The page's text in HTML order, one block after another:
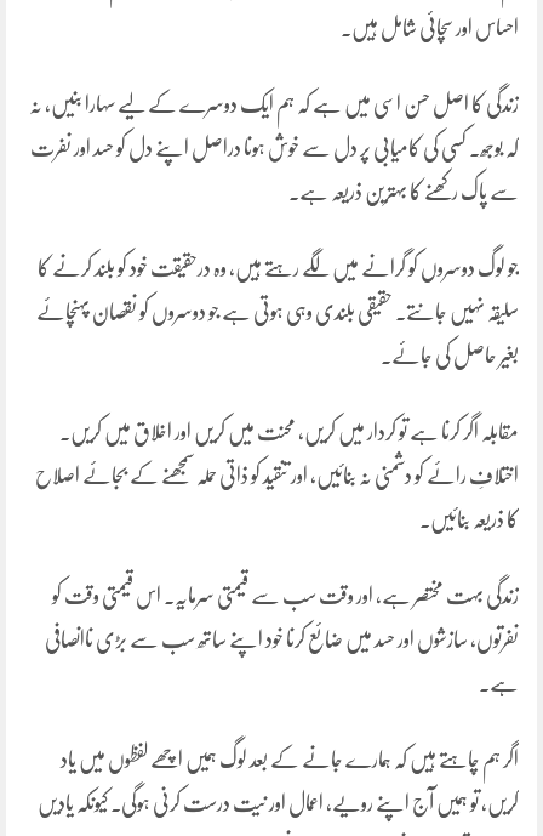
احساس اور سچائی شامل ہیں۔
زندگی کا اصل حسن اسی میں ہے کہ ہم ایک دوسرے کے لیے سہارا بنیں، نہ
کہ بوجھ۔ کسی کی کامیابی پر دل سے خوش ہونا دراصل اپنے دل کو حسد اور نفرت
سے پاک رکھنے کا بہترین ذریعہ ہے۔
جو لوگ دوسروں کو گرانے میں لگے رہتے ہیں، وہ درحقیقت خود کو بلند کرنے کا
سلیقہ نہیں جانتے۔ حقیقی بلندی وہی ہوتی ہے جو دوسروں کو نقصان پہنچائے
بغیر حاصل کی جائے۔
مقابلہ اگر کرنا ہے تو کردار میں کریں، محنت میں کریں اور اخلاق میں کریں۔
اختلافِ رائے کو دشمنی نہ بنائیں، اور تنقید کو ذاتی حملہ سمجھنے کے بجائے اصلاح
کا ذریعہ بنائیں۔
زندگی بہت مختصر ہے، اور وقت سب سے قیمتی سرمایہ۔ اس قیمتی وقت کو
نفرتوں، سازشوں اور حسد میں ضائع کرنا خود اپنے ساتھ سب سے بڑی ناانصافی
ہے۔
اگر ہم چاہتے ہیں کہ ہمارے جانے کے بعد لوگ ہمیں اچھے لفظوں میں یاد
کریں، تو ہمیں آج اپنے رویے، اعمال اور نیت درست کرنی ہوگی۔ کیونکہ یادیں